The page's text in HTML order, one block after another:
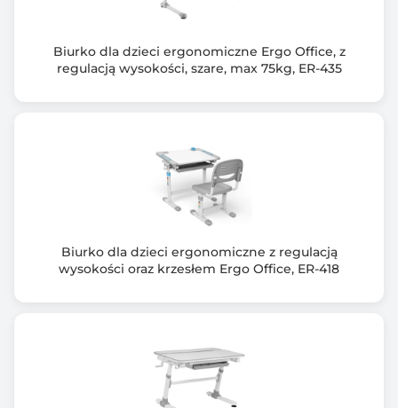
Solidna i stabilna konstrukcja zapewnia długotrwałe
Uniwersalny design, dzięki któremu biurko pasuje do
każdego wnętrza
Maksymalne obciążenie blatu: 15 kg
Biurko dla dzieci ergonomiczne Ergo Office, z
regulacją wysokości, szare, max 75kg, ER-435
Biurko dla dzieci ergonomiczne z regulacją
wysokości oraz krzesłem Ergo Office, ER-418